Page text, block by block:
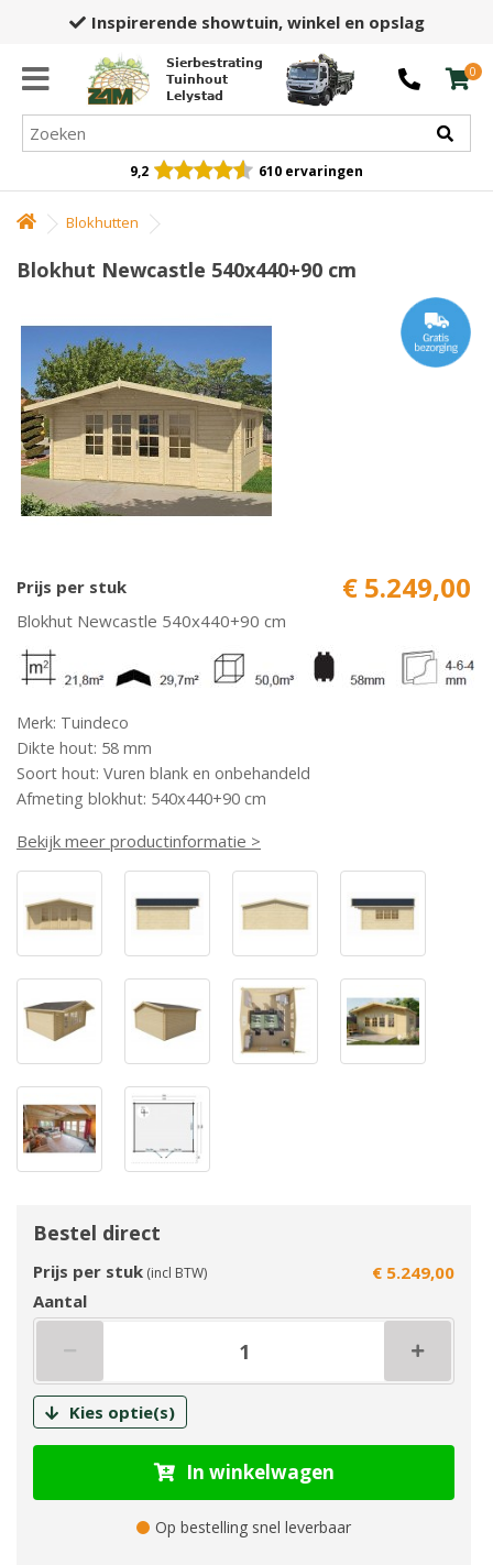
Inspirerende showtuin,winkel en opslag
Sierbestrating
Tuinhout
Lelystad
0
9,2 610 ervaringen
Blokhutten
Blokhut Newcastle 540x440+90 cm
Prijs per stuk € 5.249,00
Blokhut Newcastle 540x440+90 cm
Merk: Tuindeco
Dikte hout: 58 mm
Soort hout: Vuren blank en onbehandeld
Afmeting blokhut: 540x440+90 cm
Bekijk meer productinformatie >
Bestel direct
Prijs per stuk (incl BTW)
€ 5.249,00
Aantal
Kies optie(s)
In winkelwagen
Op bestelling snel leverbaar